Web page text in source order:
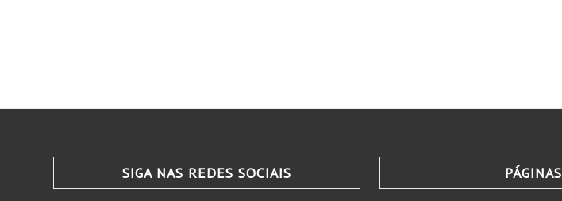
SIGA NAS REDES SOCIAIS PÁGINAS